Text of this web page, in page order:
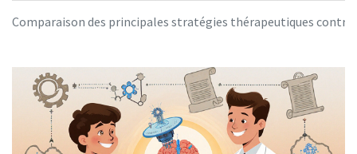
Comparaison des principales stratégies thérapeutiques contre